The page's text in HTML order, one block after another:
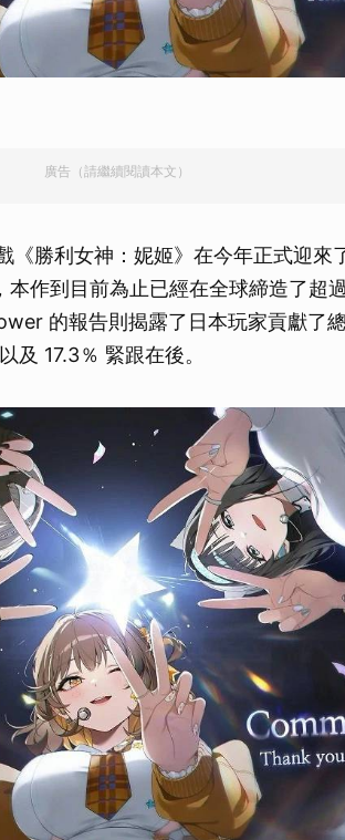
廣告（請繼續閱讀本文）
《勝利女神：妮姬》在今年正式迎來
作到目前為止已經在全球締造了超
的報告則揭露了日本玩家貢獻了
及 17.3％ 緊跟在後。